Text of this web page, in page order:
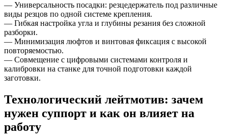
— Универсальность посадки: резцедержатель под различные
виды резцов по одной системе крепления.
— Гибкая настройка угла и глубины резания без сложной
разборки.
— Минимизация люфтов и винтовая фиксация с высокой
повторяемостью.
— Совмещение с цифровыми системами контроля и
калибровки на станке для точной подготовки каждой
заготовки.
Технологический лейтмотив: зачем
нужен суппорт и как он влияет на
работу